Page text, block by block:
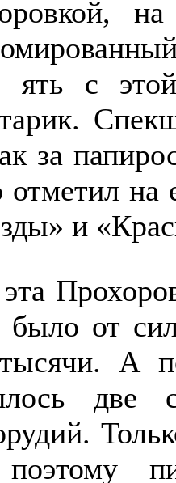
на
с этой
за
на
и
было от
А
поэтому